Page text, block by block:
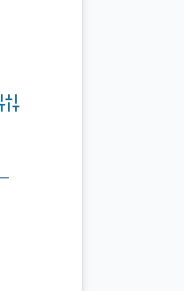
Advanced Search